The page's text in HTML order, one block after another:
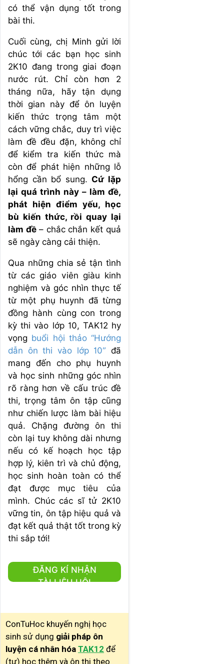
có thể vận dụng tốt trong
bài thi.
Cuối cùng, chị Minh gửi lời
chúc tới các bạn học sinh
2K10 đang trong giai đoạn
nước rút. Chỉ còn hơn 2
tháng nữa, hãy tận dụng
thời gian này để ôn luyện
kiến thức trọng tâm một
cách vững chắc, duy trì việc
làm đề đều đặn, không chỉ
để kiểm tra kiến thức mà
còn để phát hiện những lỗ
hổng cần bổ sung.Cứ lặp
lại quá trình này – làm đề,
phát hiện điểm yếu, học
bù kiến thức, rồi quay lại
làm đề – chắc chắn kết quả
sẽ ngày càng cải thiện.
Qua những chia sẻ tận tình
từ các giáo viên giàu kinh
nghiệm và góc nhìn thực tế
từ một phụ huynh đã từng
đồng hành cùng con trong
kỳ thi vào lớp 10, TAK12 hy
vọng buổi hội thảo “Hướng
dẫn ôn thi vào lớp 10” đã
mang đến cho phụ huynh
và học sinh những góc nhìn
rõ ràng hơn về cấu trúc đề
thi, trọng tâm ôn tập cũng
như chiến lược làm bài hiệu
quả. Chặng đường ôn thi
còn lại tuy không dài nhưng
nếu có kế hoạch học tập
hợp lý, kiên trì và chủ động,
học sinh hoàn toàn có thể
đạt được mục tiêu của
mình. Chúc các sĩ tử 2K10
vững tin, ôn tập hiệu quả và
đạt kết quả thật tốt trong kỳ
thi sắp tới!
ĐĂNG KÍ NHẬN
TÀI LIỆU HỘI
ConTuHoc khuyến nghị học
sinh sử dụng giải pháp ôn
luyện cá nhân hóa TAK12 để
(tự) học thêm và ôn thi theo